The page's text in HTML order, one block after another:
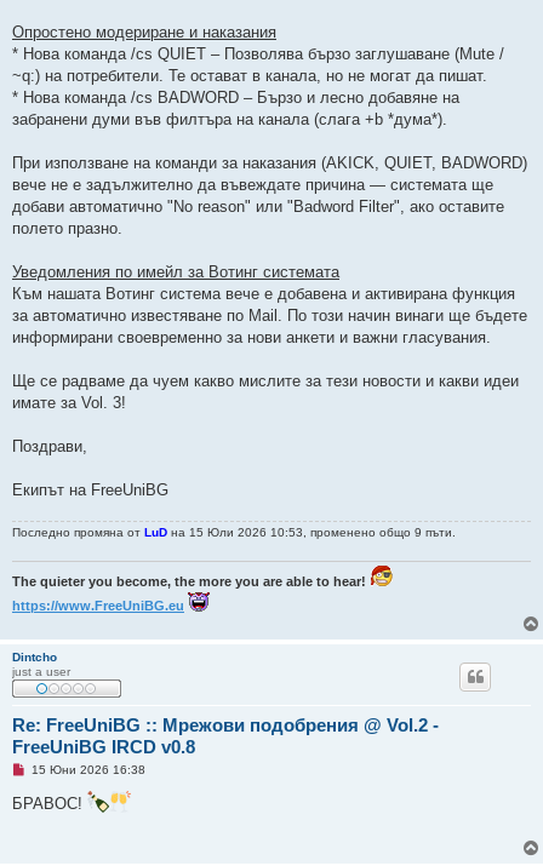
Опростено модериране и наказания
* Нова команда /cs QUIET – Позволява бързо заглушаване (Mute /
~q:) на потребители. Те остават в канала, но не могат да пишат.
* Нова команда /cs BADWORD – Бързо и лесно добавяне на
забранени думи във филтъра на канала (слага +b *дума*).
При използване на команди за наказания (AKICK, QUIET, BADWORD)
вече не е задължително да въвеждате причина — системата ще
добави автоматично "No reason" или "Badword Filter", ако оставите
полето празно.
Уведомления по имейл за Вотинг системата
Към нашата Вотинг система вече е добавена и активирана функция
за автоматично известяване по Mail. По този начин винаги ще бъдете
информирани своевременно за нови анкети и важни гласувания.
Ще се радваме да чуем какво мислите за тези новости и какви идеи
имате за Vol. 3!
Поздрави,
Екипът на FreeUniBG
Последно промяна от LuD на 15 Юли 2026 10:53, променено общо 9 пъти.
The quieter you become, the more you are able to hear!
https://www.FreeUniBG.eu
Dintcho
just a user
Re: FreeUniBG :: Мрежови подобрения @ Vol.2 -
FreeUniBG IRCD v0.8
Н
п
р
15 Юни 2026 16:38
БРАВОС!